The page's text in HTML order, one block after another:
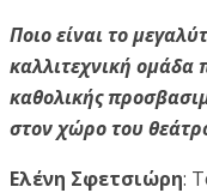
Ποιο είναι το
καλλιτεχνική ομάδα
καθολικής
στον χώρο του
Ελένη Σφετσιώρη: